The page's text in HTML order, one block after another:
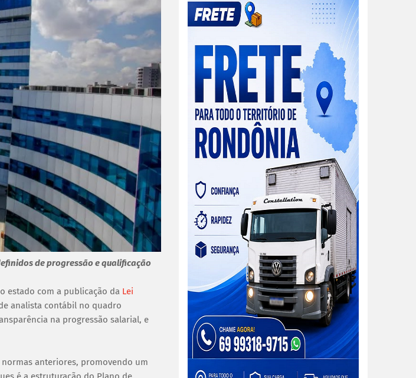
de progressão e qualificação
estado com a publicação da Lei
analista contábil no quadro
na progressão salarial, e
normas anteriores, promovendo um